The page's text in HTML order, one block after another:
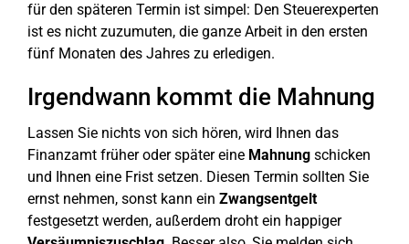
für den späteren Termin ist simpel: Den Steuerexperten
ist es nicht zuzumuten, die ganze Arbeit in den ersten
fünf Monaten des Jahres zu erledigen.
Irgendwann kommt die Mahnung
Lassen Sie nichts von sich hören, wird Ihnen das
Finanzamt früher oder später eine Mahnung schicken
und Ihnen eine Frist setzen. Diesen Termin sollten Sie
ernst nehmen, sonst kann ein Zwangsentgelt
festgesetzt werden, außerdem droht ein happiger